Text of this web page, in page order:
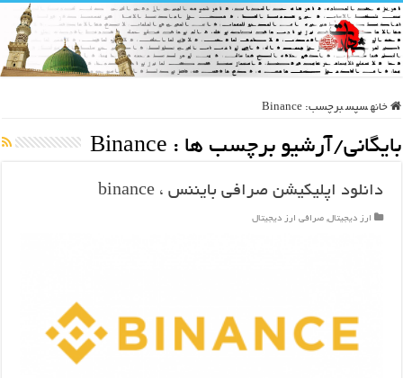
خانه سپس برچسب: Binance
بایگانی/آرشیو برچسب ها : Binance
دانلود اپلیکیشن صرافی بایننس ، binance
ارز دیجیتال, صرافی ارز دیجیتال